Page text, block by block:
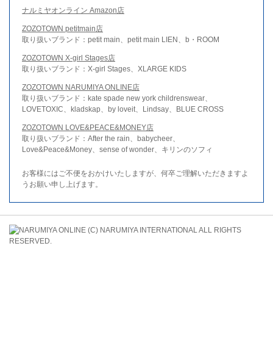
ナルミヤオンライン Amazon店
ZOZOTOWN petitmain店
取り扱いブランド：petit main、petit main LIEN、b・ROOM
ZOZOTOWN X-girl Stages店
取り扱いブランド：X-girl Stages、XLARGE KIDS
ZOZOTOWN NARUMIYA ONLINE店
取り扱いブランド：kate spade new york childrenswear、
LOVETOXIC、kladskap、by loveit、Lindsay、BLUE CROSS
ZOZOTOWN LOVE&PEACE&MONEY店
取り扱いブランド：After the rain、babycheer、
Love&Peace&Money、sense of wonder、キリンのソフィ
お客様にはご不便をおかけいたしますが、何卒ご理解いただきますよ
うお願い申し上げます。